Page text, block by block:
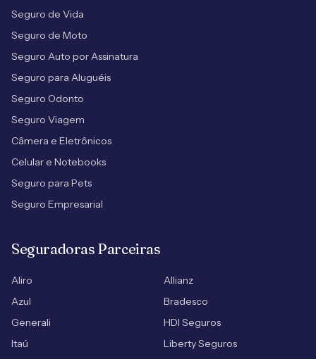
Seguro de Vida
Seguro de Moto
Seguro Auto por Assinatura
Seguro para Aluguéis
Seguro Odonto
Seguro Viagem
Câmera e Eletrônicos
Celular e Notebooks
Seguro para Pets
Seguro Empresarial
Seguradoras Parceiras
Aliro
Allianz
Azul
Bradesco
Generali
HDI Seguros
Itaú
Liberty Seguros